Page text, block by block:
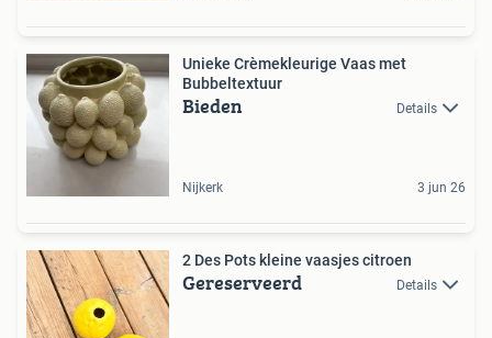
Unieke Crèmekleurige Vaas met
Bubbeltextuur
Bieden Details
Nijkerk 3 jun 26
2 Des Pots kleine vaasjes citroen
Gereserveerd Details